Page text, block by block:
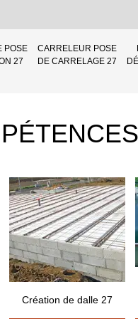
POSE
27
CARRELEUR POSE
DE CARRELAGE 27
Création de dalle 27